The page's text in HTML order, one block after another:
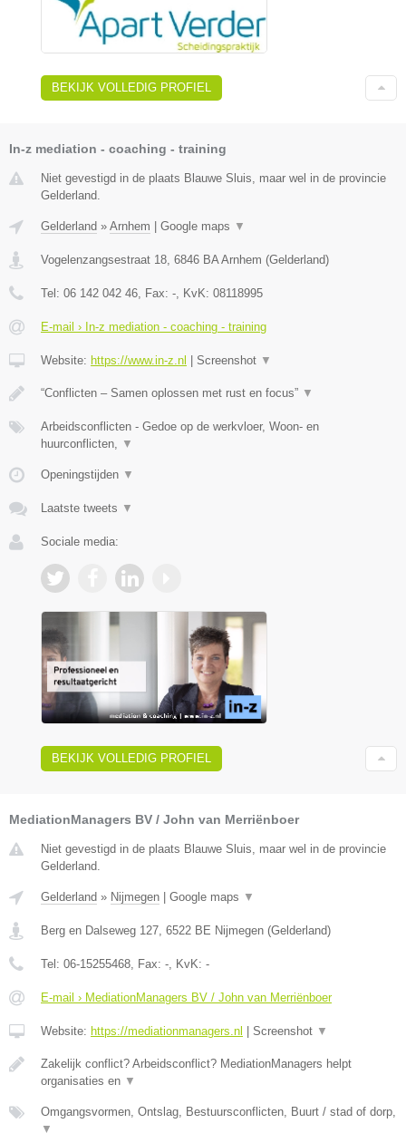
BEKIJK VOLLEDIG PROFIEL
In-z mediation - coaching - training
Niet gevestigd in de plaats Blauwe Sluis, maar wel in de provincie
Gelderland.
Gelderland » Arnhem Google maps ▼
Vogelenzangsestraat 18 6846 BA Arnhem (Gelderland)
Tel: 06 142 042 46 , Fax: - , KvK: 08118995
E-mail › In-z mediation - coaching - training
Website: https://www.in-z.nl Screenshot ▼
“Conflicten – Samen oplossen met rust en focus” ▼
Arbeidsconflicten - Gedoe op de werkvloer, Woon- en
huurconflicten,
▼
Openingstijden ▼
Laatste tweets ▼
Sociale media:
BEKIJK VOLLEDIG PROFIEL
MediationManagers BV / John van Merriënboer
Niet gevestigd in de plaats Blauwe Sluis, maar wel in de provincie
Gelderland.
Gelderland » Nijmegen Google maps ▼
Berg en Dalseweg 127 6522 BE Nijmegen (Gelderland)
Tel: 06-15255468 , Fax: - , KvK: -
E-mail › MediationManagers BV / John van Merriënboer
Website: https://mediationmanagers.nl Screenshot ▼
Zakelijk conflict? Arbeidsconflict? MediationManagers helpt
organisaties en ▼
Omgangsvormen, Ontslag, Bestuursconflicten, Buurt / stad of dorp,
▼